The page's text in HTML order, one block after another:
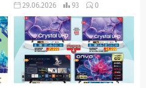
29.06.2026 93 0